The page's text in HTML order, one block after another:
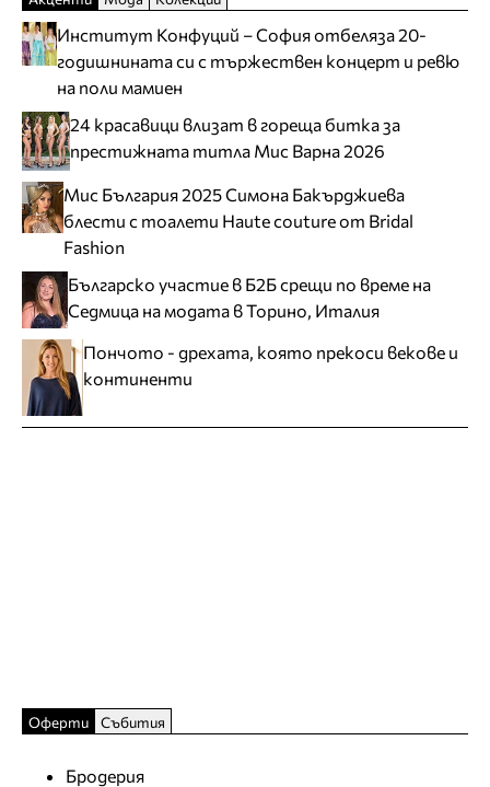
Институт Конфуций – София отбеляза 20-
годишнината си с тържествен концерт и ревю
на поли мамиен
24 красавици влизат в гореща битка за
престижната титла Мис Варна 2026
Мис България 2025 Симона Бакърджиева
блести с тоалети Haute couture от Bridal
Fashion
Българско участие в Б2Б срещи по време на
Седмица на модата в Торино, Италия
Пончото - дрехата, която прекоси векове и
континенти
Оферти Събития
Бродерия